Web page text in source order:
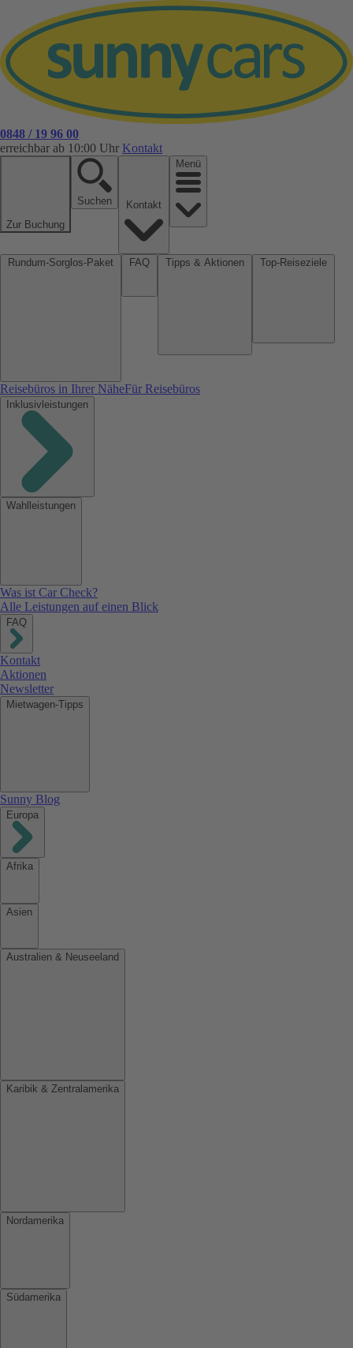
0848 / 19 96 00
erreichbar ab 10:00 Uhr Kontakt
Zur Buchung
Suchen
Menü
Reisebüros in Ihrer NäheFür Reisebüros
Inklusivleistungen
Wahlleistungen
Was ist Car Check?
Alle Leistungen auf einen Blick
FAQ
Kontakt
Aktionen
Newsletter
Mietwagen-Tipps
Sunny Blog
Europa
Afrika
Asien
Australien & Neuseeland
Karibik & Zentralamerika
Nordamerika
Südamerika